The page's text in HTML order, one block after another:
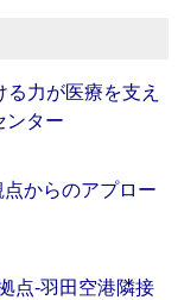
力が医療を支え
ター
からのアプロー
点‐羽田空港隣接